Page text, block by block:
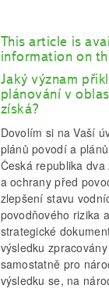
This article is
information on
Jaký význam
plánování v
získá?
Dovolím si na Vaší
plánů povodí a
Česká republika
a ochrany před
zlepšení stavu
povodňového rizika
strategické
výsledku
samostatně pro
výsledku se, na